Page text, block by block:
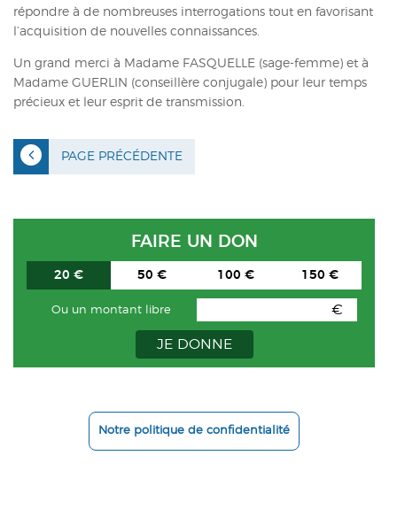
répondre à de nombreuses interrogations tout en favorisant
l’acquisition de nouvelles connaissances.
Un grand merci à Madame FASQUELLE (sage-femme) et à
Madame GUERLIN (conseillère conjugale) pour leur temps
précieux et leur esprit de transmission.
PAGE PRÉCÉDENTE
FAIRE UN DON
20 € 50 € 100 € 150 €
Ou un montant libre €
JE DONNE
Notre politique de confidentialité